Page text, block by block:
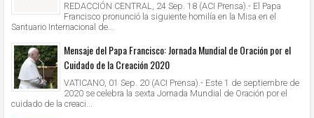
REDACCIÓN CENTRAL, 24 Sep. 18 (ACI Prensa).- El Papa
Francisco pronunció la siguiente homilía en la Misa en el
Santuario Internacional de...
Mensaje del Papa Francisco: Jornada Mundial de Oración por el
Cuidado de la Creación 2020
VATICANO, 01 Sep. 20 (ACI Prensa).- Este 1 de septiembre de
2020 se celebra la sexta Jornada Mundial de Oración por el
cuidado de la creaci...